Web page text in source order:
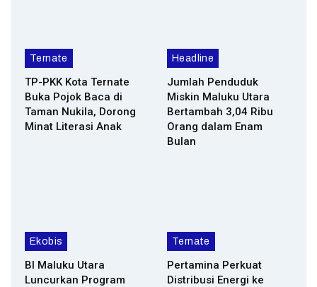
Ternate
TP-PKK Kota Ternate
Buka Pojok Baca di
Taman Nukila, Dorong
Minat Literasi Anak
Headline
Jumlah Penduduk
Miskin Maluku Utara
Bertambah 3,04 Ribu
Orang dalam Enam
Bulan
Ekobis
BI Maluku Utara
Luncurkan Program
Ternate
Pertamina Perkuat
Distribusi Energi ke